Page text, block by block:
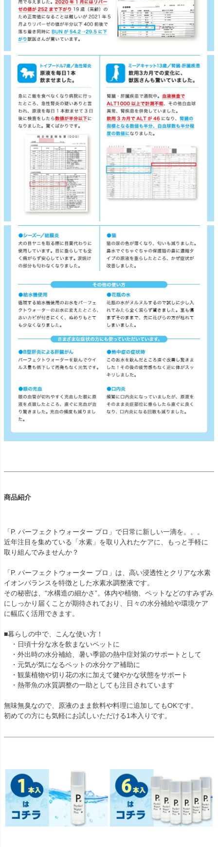
商品紹介
「P. パーフェクトウォーター プロ」で日常に新しい一滴を。。。
近年注目を集めている「水素」を取り入れたケアに、もっと手軽に
取り組んでみませんか？
「P. パーフェクトウォーター プロ」は、高い浸透性とクリアな水素
イオンバランスを特徴とした水素水調整液です。
その秘密は、“水構造の細かさ”。体内や植物、ペットなどのすみずみ
にしっかり届くことが期待されており、日々の水分補給や環境ケア
に幅広く活用できます。
■暮らしの中で、こんな使い方！
・日頃十分な水を飲まないペットに
・外出時の水分補給、暑い季節の熱中症対策のサポートとして
・元気が気になるペットの水分ケア補助に
・観葉植物や切り花の水に加えて健やかな状態をサポート
・熱帯魚の水質調整の一助としても注目されています
無味無臭なので、原液のまま飲料や料理に追加してもOKです。
初めての方にも気軽にお試しいただける1本入りです。